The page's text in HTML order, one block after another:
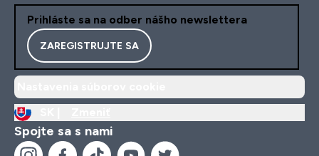
Prihláste sa na odber nášho newslettera
ZAREGISTRUJTE SA
Spojte sa s nami